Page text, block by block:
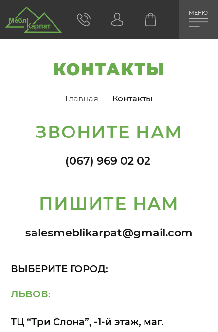
МЕНЮ
КОНТАКТЫ
Главная Контакты
ЗВОНИТЕ НАМ
(067) 969 02 02
ПИШИТЕ НАМ
salesmeblikarpat@gmail.com
ВЫБЕРИТЕ ГОРОД:
ЛЬВОВ:
ТЦ “Три Слона”, -1-й этаж, маг.